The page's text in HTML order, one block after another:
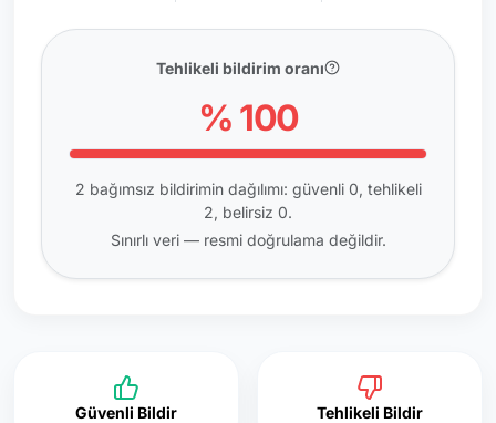
Tehlikeli bildirim oranı
% 100
2 bağımsız bildirimin dağılımı: güvenli 0, tehlikeli
2, belirsiz 0.
Sınırlı veri — resmi doğrulama değildir.
Güvenli Bildir Tehlikeli Bildir